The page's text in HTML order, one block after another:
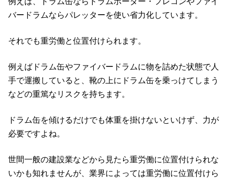
バードラムならパレッターを使い省力化しています。
それでも重労働と位置付けられます。
例えばドラム缶やファイバードラムに物を詰めた状態で人
手で運搬していると、靴の上にドラム缶を乗っけてしまう
などの重篤なリスクを持ちます。
ドラム缶を傾けるだけでも体重を掛けないといけず、力が
必要ですよね。
世間一般の建設業などから見たら重労働に位置付けられな
いかも知れませんが、業界によっては重労働に位置付けら